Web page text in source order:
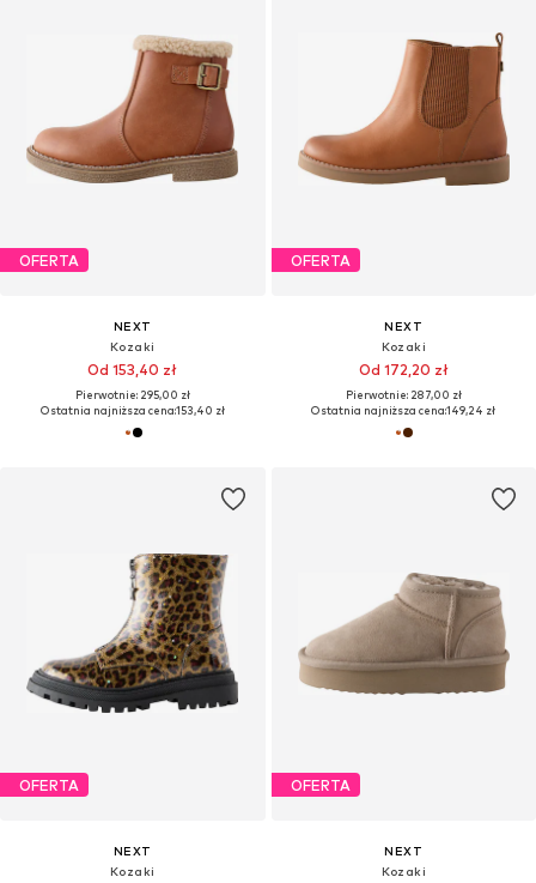
OFERTA
NEXT
Kozaki
Od 153,40 zł
Pierwotnie: 295,00 zł
Ostatnia najniższa cena:153,40 zł
OFERTA
NEXT
Kozaki
Od 172,20 zł
Pierwotnie: 287,00 zł
Ostatnia najniższa cena:149,24 zł
OFERTA
NEXT
Kozaki
OFERTA
NEXT
Kozaki